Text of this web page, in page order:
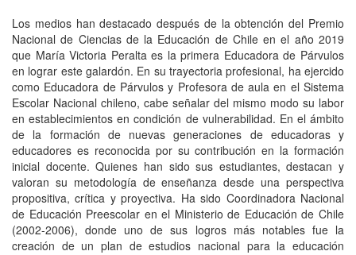
Los medios han destacado después de la obtención del Premio
Nacional de Ciencias de la Educación de Chile en el año 2019
que María Victoria Peralta es la primera Educadora de Párvulos
en lograr este galardón. En su trayectoria profesional, ha ejercido
como Educadora de Párvulos y Profesora de aula en el Sistema
Escolar Nacional chileno, cabe señalar del mismo modo su labor
en establecimientos en condición de vulnerabilidad. En el ámbito
de la formación de nuevas generaciones de educadoras y
educadores es reconocida por su contribución en la formación
inicial docente. Quienes han sido sus estudiantes, destacan y
valoran su metodología de enseñanza desde una perspectiva
propositiva, crítica y proyectiva. Ha sido Coordinadora Nacional
de Educación Preescolar en el Ministerio de Educación de Chile
(2002-2006), donde uno de sus logros más notables fue la
creación de un plan de estudios nacional para la educación